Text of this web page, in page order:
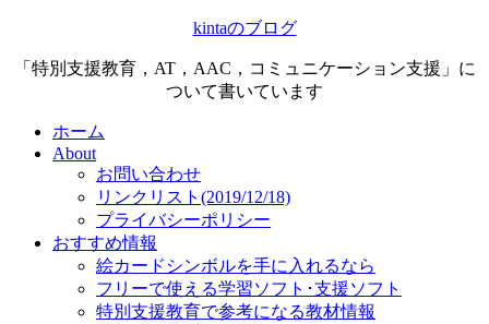
kintaのブログ
「特別支援教育，AT，AAC，コミュニケーション支援」に
ついて書いています
ホーム
About
お問い合わせ
リンクリスト(2019/12/18)
プライバシーポリシー
おすすめ情報
絵カードシンボルを手に入れるなら
フリーで使える学習ソフト･支援ソフト
特別支援教育で参考になる教材情報